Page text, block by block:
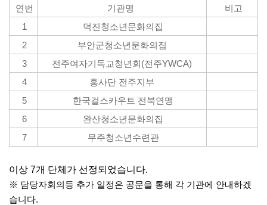
연번 기관명
비고
1
덕진청소년문화의집
2
부안군청소년문화의집
3
전주여자기독교청년회(전주YWCA)
4
흥사단 전주지부
5
한국걸스카우트 전북연맹
6
완산청소년문화의집
7
무주청소년수련관
이상 7개 단체가 선정되었습니다.
※ 담당자회의등 추가 일정은 공문을 통해 각 기관에 안내하겠
습니다.